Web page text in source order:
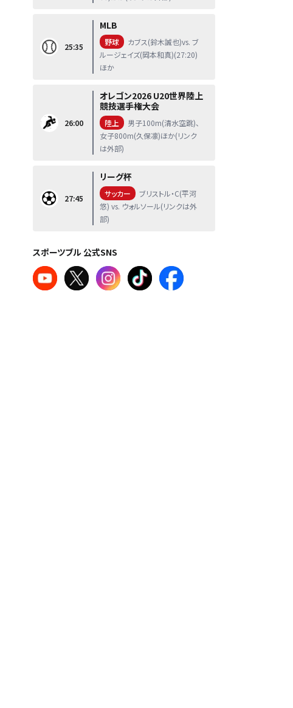
25:35
MLB
野球
カブス(鈴木誠也)vs. ブ
ルージェイズ(岡本和真)(27:20)
ほか
26:00
オレゴン2026 U20世界陸上
競技選手権大会
陸上
男子100m(清水空跳)、
女子800m(久保凛)ほか(リンク
は外部)
27:45
リーグ杯
サッカー
ブリストル・C(平河
悠) vs. ウォルソール(リンクは外
部)
スポーツブル 公式SNS